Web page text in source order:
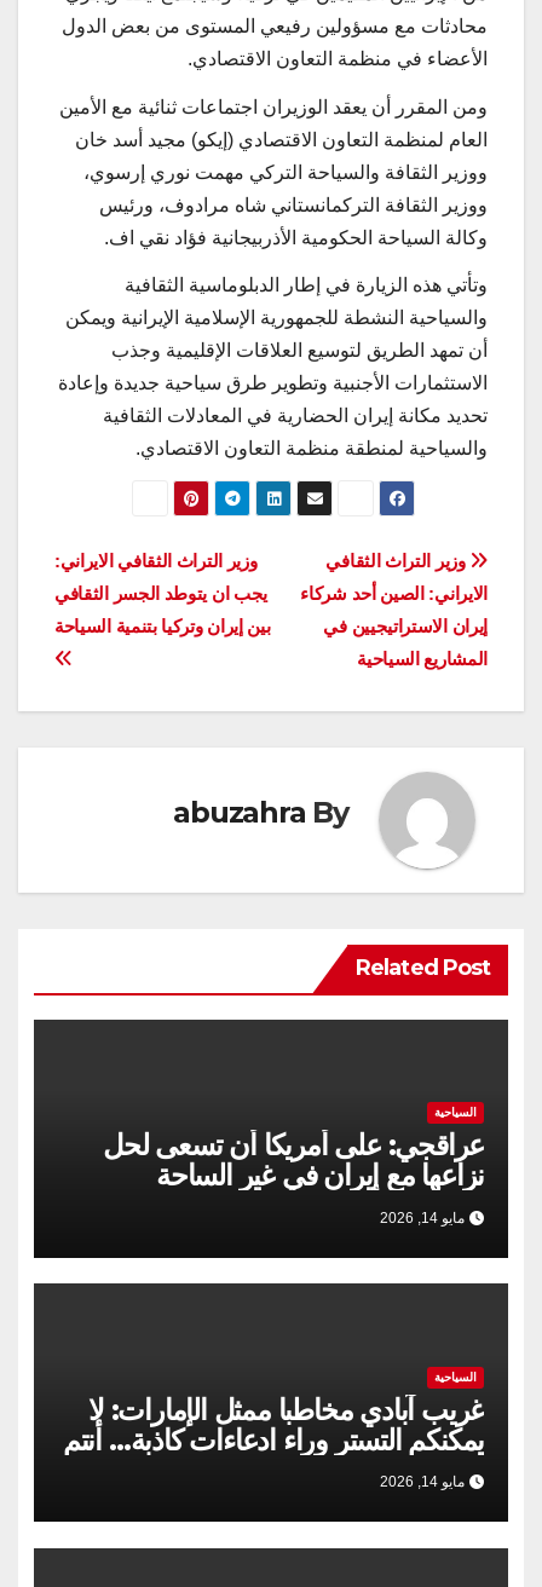
محادثات مع مسؤولين رفيعي المستوى من بعض الدول
الأعضاء في منظمة التعاون الاقتصادي.
ومن المقرر أن يعقد الوزيران اجتماعات ثنائية مع الأمين
العام لمنظمة التعاون الاقتصادي (إيكو) مجید أسد خان
ووزير الثقافة والسياحة التركي مهمت نوري إرسوي،
ووزير الثقافة التركمانستاني شاه مرادوف، ورئيس
وكالة السياحة الحكومية الأذربيجانية فؤاد نقي اف.
وتأتي هذه الزیارة في إطار الدبلوماسية الثقافية
والسياحية النشطة للجمهورية الإسلامية الإيرانية ويمكن
أن تمهد الطريق لتوسيع العلاقات الإقليمية وجذب
الاستثمارات الأجنبية وتطوير طرق سياحية جديدة وإعادة
تحديد مكانة إيران الحضارية في المعادلات الثقافية
والسياحية لمنطقة منظمة التعاون الاقتصادي.
تصفّح
المقالات
وزير التراث الثقافي الايراني:
يجب ان يتوطد الجسر الثقافي
بين إيران وتركيا بتنمية السياحة
وزير التراث الثقافي
الايراني: الصين أحد شركاء
إيران الاستراتيجيين في
المشاريع السياحية
By
abuzahra
Related Post
السياحية
عراقجي: على أمريكا أن تسعى لحل
نزاعها مع إيران في غير الساحة
العسكرية
مايو 14, 2026
السياحية
غريب آبادي مخاطبا ممثل الإمارات: لا
يمكنكم التستر وراء ادعاءات كاذبة… أنتم
لستم ضحايا
مايو 14, 2026